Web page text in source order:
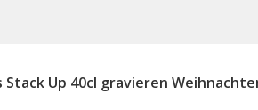
Stack Up 40cl gravieren